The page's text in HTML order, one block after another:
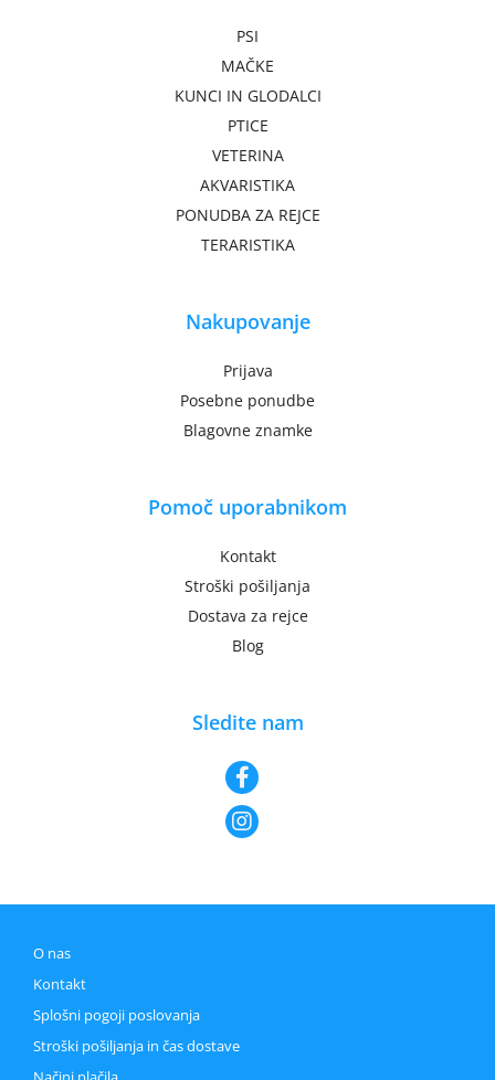
PSI
MAČKE
KUNCI IN GLODALCI
PTICE
VETERINA
AKVARISTIKA
PONUDBA ZA REJCE
TERARISTIKA
Nakupovanje
Prijava
Posebne ponudbe
Blagovne znamke
Pomoč uporabnikom
Kontakt
Stroški pošiljanja
Dostava za rejce
Blog
Sledite nam
O nas
Kontakt
Splošni pogoji poslovanja
Stroški pošiljanja in čas dostave